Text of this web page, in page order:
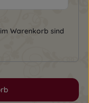
Warenkorb sind